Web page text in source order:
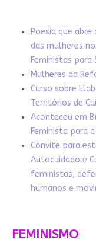
Poesia que
das mulheres
Feministas para
Mulheres da
Curso sobre
Territórios de
Aconteceu em
Feminista para
Convite para
Autocuidado e
feministas,
humanos e
FEMINISMO